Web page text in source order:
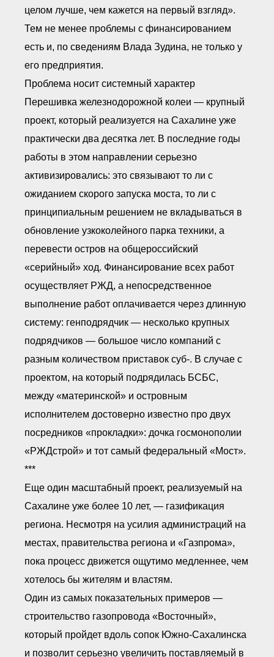
целом лучше, чем кажется на первый взгляд».
Тем не менее проблемы с финансированием
есть и, по сведениям Влада Зудина, не только у
его предприятия.
Проблема носит системный характер
Перешивка железнодорожной колеи — крупный
проект, который реализуется на Сахалине уже
практически два десятка лет. В последние годы
работы в этом направлении серьезно
активизировались: это связывают то ли с
ожиданием скорого запуска моста, то ли с
принципиальным решением не вкладываться в
обновление узкоколейного парка техники, а
перевести остров на общероссийский
«серийный» ход. Финансирование всех работ
осуществляет РЖД, а непосредственное
выполнение работ оплачивается через длинную
систему: генподрядчик — несколько крупных
подрядчиков — большое число компаний с
разным количеством приставок суб-. В случае с
проектом, на который подрядилась БСБС,
между «материнской» и островным
исполнителем достоверно известно про двух
посредников «прокладки»: дочка госмонополии
«РЖДстрой» и тот самый федеральный «Мост».
***
Еще один масштабный проект, реализуемый на
Сахалине уже более 10 лет, — газификация
региона. Несмотря на усилия администраций на
местах, правительства региона и «Газпрома»,
пока процесс движется ощутимо медленнее, чем
хотелось бы жителям и властям.
Один из самых показательных примеров —
строительство газопровода «Восточный»,
который пройдет вдоль сопок Южно-Сахалинска
и позволит серьезно увеличить поставляемый в